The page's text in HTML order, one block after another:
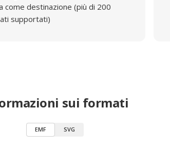
come destinazione (più di 200
supportati)
sui formati
EMF SVG